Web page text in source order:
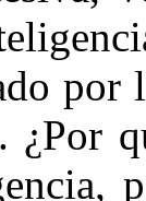
por
¿Por